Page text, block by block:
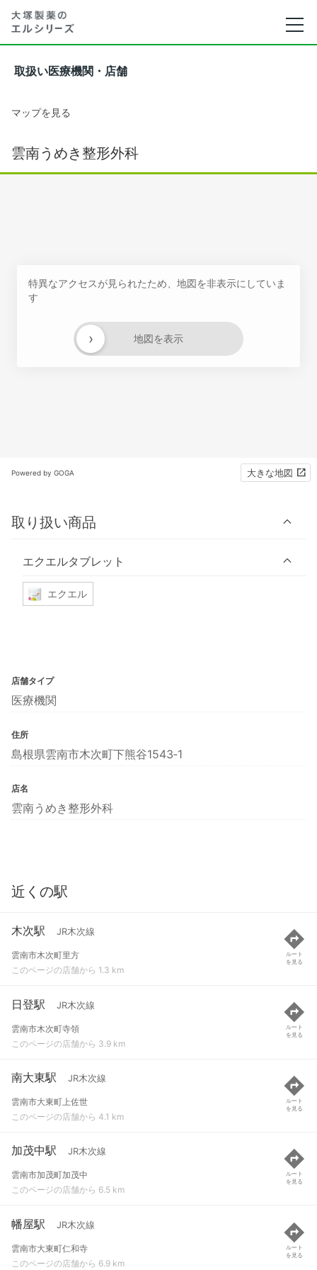
取扱い医療機関・店舗
マップを見る
雲南うめき整形外科
特異なアクセスが見られたため、地図を非表示にしていま
す
地図を表示
›
Powered by GOGA 大きな地図
取り扱い商品
エクエルタブレット
エクエル
店舗タイプ
医療機関
住所
島根県雲南市木次町下熊谷1543‐1
店名
雲南うめき整形外科
近くの駅
木次駅 JR木次線
雲南市木次町里方
このページの店舗から 1.3 km
ルート
を見る
日登駅 JR木次線
雲南市木次町寺領
このページの店舗から 3.9 km
ルート
を見る
南大東駅 JR木次線
雲南市大東町上佐世
このページの店舗から 4.1 km
ルート
を見る
加茂中駅 JR木次線
雲南市加茂町加茂中
このページの店舗から 6.5 km
ルート
を見る
幡屋駅 JR木次線
雲南市大東町仁和寺
このページの店舗から 6.9 km
ルート
を見る